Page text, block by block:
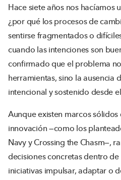
Hace siete años nos
¿por qué los procesos de
sentirse fragmentados o
cuando las intenciones son
confirmado que el problema
herramientas, sino la ausencia
intencional y sostenido desde
Aunque existen marcos
innovación —como los
Navy y Crossing the Chasm—,
decisiones concretas dentro de
iniciativas impulsar, adaptar o